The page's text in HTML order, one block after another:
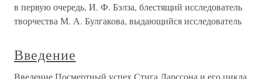
в первую очередь, И. Ф. Бэлза, блестящий исследователь
творчества М. А. Булгакова, выдающийся исследователь
Введение